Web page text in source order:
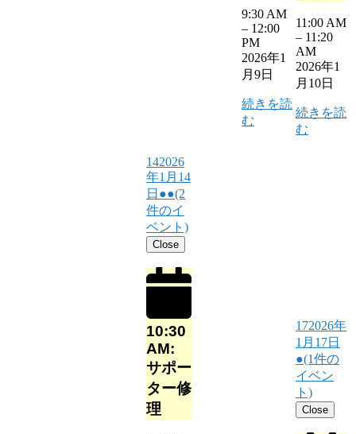
9:30 AM
– 12:00
PM
2026年1
月9日
続きを読
む
11:00 AM
– 11:20
AM
2026年1
月10日
続きを読
む
142026
年1月14
日 ●●(2
件のイ
ベント)
Close
10:30
AM:
サポー
ター修
理
172026年
1月17日
●(1件の
イベン
ト)
Close